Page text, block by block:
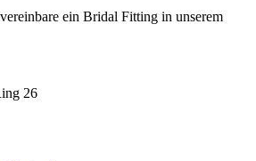
ein Bridal Fitting in unserem
26